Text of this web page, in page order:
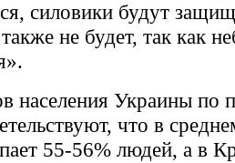
силовики будут
не будет, так как
населения Украины по
что в
55-56% людей, а в